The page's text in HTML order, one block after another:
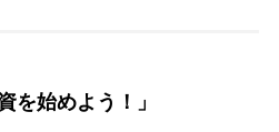
を始めよう！」